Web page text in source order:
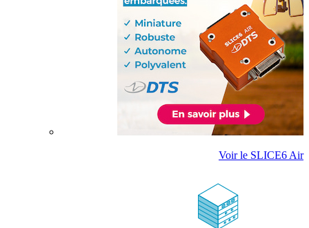
Voir le SLICE6 Air